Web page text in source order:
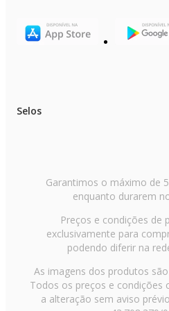
Selos
Garantimos o máximo de
enquanto durarem
Preços e condições de
exclusivamente para
podendo diferir na
As imagens dos produtos
Todos os preços e condições
a alteração sem aviso